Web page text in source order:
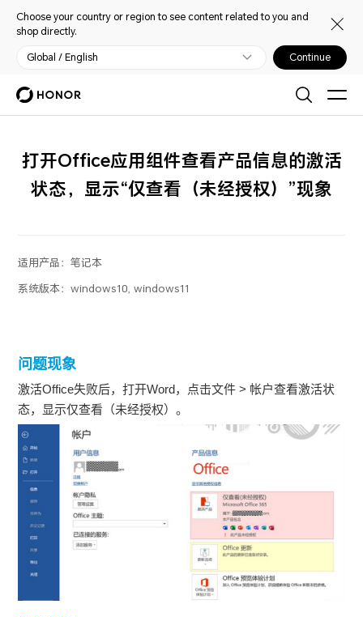
Choose your country or region to see content related to you and
shop directly.
Global / English Continue
打开Office应用组件查看产品信息的激活
状态，显示“仅查看（未经授权）”现象
适用产品：笔记本
系统版本：windows10, windows11
问题现象
激活Office失败后，打开Word，点击文件 > 帐户查看激活状
态，显示仅查看（未经授权）。